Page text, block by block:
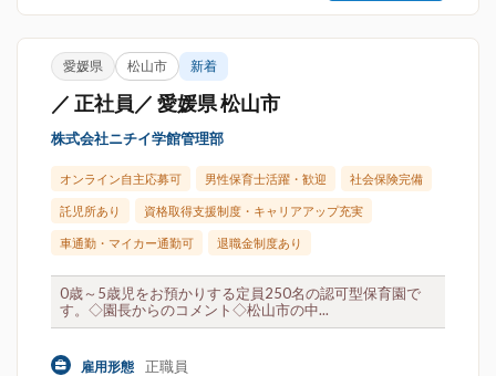
愛媛県 松山市 新着
／ 正社員／ 愛媛県 松山市
株式会社ニチイ学館管理部
オンライン自主応募可 男性保育士活躍・歓迎 社会保険完備
託児所あり 資格取得支援制度・キャリアアップ充実
車通勤・マイカー通勤可 退職金制度あり
0歳～5歳児をお預かりする定員250名の認可型保育園で
す。◇園長からのコメント◇松山市の中...
雇用形態 正職員